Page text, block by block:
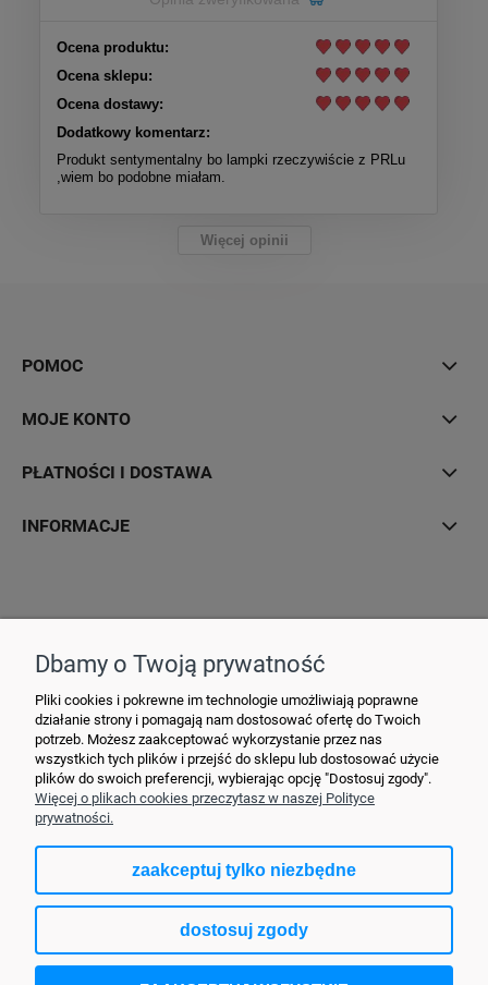
Ocena produktu:
Ocena sklepu:
Ocena dostawy:
Dodatkowy komentarz:
Produkt sentymentalny bo lampki rzeczywiście z PRLu
,wiem bo podobne miałam.
Więcej opinii
POMOC
MOJE KONTO
PŁATNOŚCI I DOSTAWA
INFORMACJE
+48790635548• MAIL: ydypl
Sklep internetowy Shoper.pl
Dbamy o Twoją prywatność
Pliki cookies i pokrewne im technologie umożliwiają poprawne
działanie strony i pomagają nam dostosować ofertę do Twoich
potrzeb. Możesz zaakceptować wykorzystanie przez nas
wszystkich tych plików i przejść do sklepu lub dostosować użycie
plików do swoich preferencji, wybierając opcję "Dostosuj zgody".
Więcej o plikach cookies przeczytasz w naszej Polityce
prywatności.
zaakceptuj tylko niezbędne
dostosuj zgody